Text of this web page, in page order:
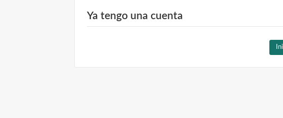
Ya tengo una cuenta